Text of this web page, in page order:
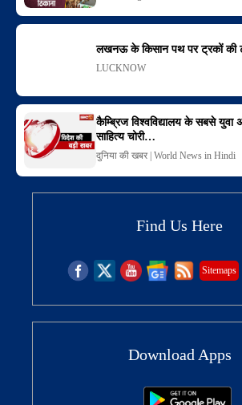
लखनऊ के किसान पथ पर ट्रकों की
LUCKNOW
कैम्ब्रिज विश्वविद्यालय के सबसे युवा
साहित्य चोरी…
दुनिया की खबर | World News in Hindi
Find Us Here
Sitemaps
Download Apps